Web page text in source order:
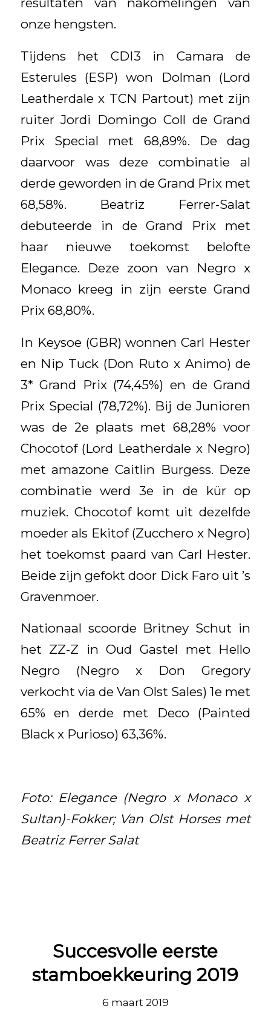
onze hengsten.
Tijdens het CDI3 in Camara de
Esterules (ESP) won Dolman (Lord
Leatherdale x TCN Partout) met zijn
ruiter Jordi Domingo Coll de Grand
Prix Special met 68,89%. De dag
daarvoor was deze combinatie al
derde geworden in de Grand Prix met
68,58%. Beatriz Ferrer-Salat
debuteerde in de Grand Prix met
haar nieuwe toekomst belofte
Elegance. Deze zoon van Negro x
Monaco kreeg in zijn eerste Grand
Prix 68,80%.
In Keysoe (GBR) wonnen Carl Hester
en Nip Tuck (Don Ruto x Animo) de
3* Grand Prix (74,45%) en de Grand
Prix Special (78,72%). Bij de Junioren
was de 2e plaats met 68,28% voor
Chocotof (Lord Leatherdale x Negro)
met amazone Caitlin Burgess. Deze
combinatie werd 3e in de kür op
muziek. Chocotof komt uit dezelfde
moeder als Ekitof (Zucchero x Negro)
het toekomst paard van Carl Hester.
Beide zijn gefokt door Dick Faro uit ’s
Gravenmoer.
Nationaal scoorde Britney Schut in
het ZZ-Z in Oud Gastel met Hello
Negro (Negro x Don Gregory
verkocht via de Van Olst Sales) 1e met
65% en derde met Deco (Painted
Black x Purioso) 63,36%.
Foto: Elegance (Negro x Monaco x
Sultan)-Fokker; Van Olst Horses met
Beatriz Ferrer Salat
Succesvolle eerste
stamboekkeuring 2019
6 maart 2019